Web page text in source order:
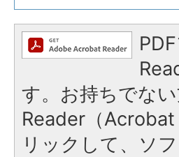
す。お持ちでな
Reader（
リックして、ソ